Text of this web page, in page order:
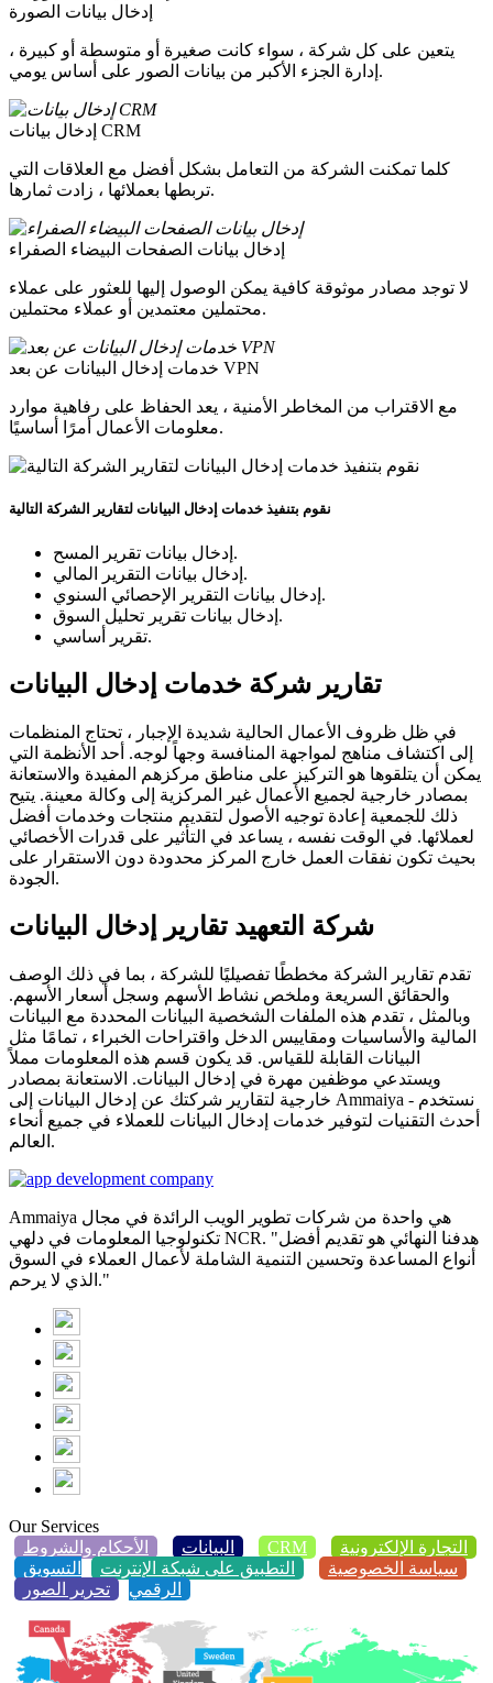
إدخال بيانات الصورة
يتعين على كل شركة ، سواء كانت صغيرة أو متوسطة أو كبيرة ،
إدارة الجزء الأكبر من بيانات الصور على أساس يومي.
إدخال بيانات CRM
كلما تمكنت الشركة من التعامل بشكل أفضل مع العلاقات التي
تربطها بعملائها ، زادت ثمارها.
إدخال بيانات الصفحات البيضاء الصفراء
لا توجد مصادر موثوقة كافية يمكن الوصول إليها للعثور على عملاء
محتملين معتمدين أو عملاء محتملين.
خدمات إدخال البيانات عن بعد VPN
مع الاقتراب من المخاطر الأمنية ، يعد الحفاظ على رفاهية موارد
معلومات الأعمال أمرًا أساسيًا.
نقوم بتنفيذ خدمات إدخال البيانات لتقارير الشركة التالية
إدخال بيانات تقرير المسح.
إدخال بيانات التقرير المالي.
إدخال بيانات التقرير الإحصائي السنوي.
إدخال بيانات تقرير تحليل السوق.
تقرير أساسي.
تقارير شركة خدمات إدخال البيانات
في ظل ظروف الأعمال الحالية شديدة الإجبار ، تحتاج المنظمات
إلى اكتشاف مناهج لمواجهة المنافسة وجهاً لوجه. أحد الأنظمة التي
يمكن أن يتلقوها هو التركيز على مناطق مركزهم المفيدة والاستعانة
بمصادر خارجية لجميع الأعمال غير المركزية إلى وكالة معينة. يتيح
ذلك للجمعية إعادة توجيه الأصول لتقديم منتجات وخدمات أفضل
لعملائها. في الوقت نفسه ، يساعد في التأثير على قدرات الأخصائي
بحيث تكون نفقات العمل خارج المركز محدودة دون الاستقرار على
الجودة.
شركة التعهيد تقارير إدخال البيانات
تقدم تقارير الشركة مخططًا تفصيليًا للشركة ، بما في ذلك الوصف
والحقائق السريعة وملخص نشاط الأسهم وسجل أسعار الأسهم.
وبالمثل ، تقدم هذه الملفات الشخصية البيانات المحددة مع البيانات
المالية والأساسيات ومقاييس الدخل واقتراحات الخبراء ، تمامًا مثل
البيانات القابلة للقياس. قد يكون قسم هذه المعلومات مملاً
ويستدعي موظفين مهرة في إدخال البيانات. الاستعانة بمصادر
خارجية لتقارير شركتك عن إدخال البيانات إلى Ammaiya - نستخدم
أحدث التقنيات لتوفير خدمات إدخال البيانات للعملاء في جميع أنحاء
العالم.
Ammaiya هي واحدة من شركات تطوير الويب الرائدة في مجال
تكنولوجيا المعلومات في دلهي NCR. "هدفنا النهائي هو تقديم أفضل
أنواع المساعدة وتحسين التنمية الشاملة لأعمال العملاء في السوق
الذي لا يرحم."
Our Services
البيانات
الأحكام والشروط CRM
التجارة الإلكترونية
سياسة الخصوصية
التطبيق على شبكة الإنترنت
التسويق
الرقمي
تحرير الصور